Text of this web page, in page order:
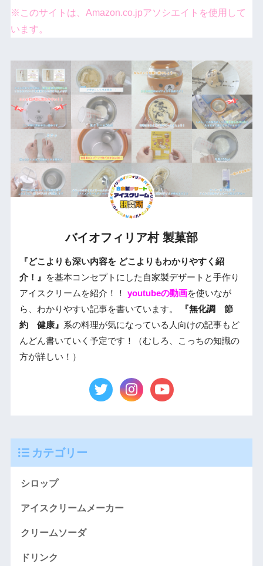
※このサイトは、Amazon.co.jpアソシエイトを使用して
います。
バイオフィリア村 製菓部
『どこよりも深い内容を どこよりもわかりやすく紹
介！』
を基本コンセプトにした自家製デザートと手作り
アイスクリームを紹介！！ youtubeの動画を使いなが
ら、わかりやすい記事を書いています。
『無化調 節
約 健康』 系の料理が気になっている人向けの記事もど
んどん書いていく予定です！（むしろ、こっちの知識の
方が詳しい！）
カテゴリー
シロップ
アイスクリームメーカー
クリームソーダ
ドリンク